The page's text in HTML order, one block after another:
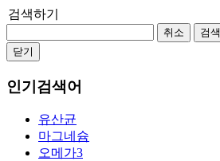
검색하기
취소
검색
닫기
인기검색어
유산균
마그네슘
오메가3